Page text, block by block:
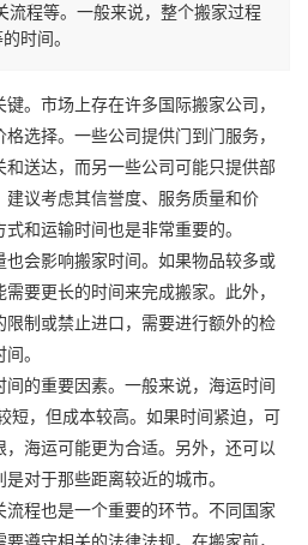
流程等。一般来说，整个搬家过程
时间。
。市场上存在许多国际搬家公司，
选择。一些公司提供门到门服务，
送达，而另一些公司可能只提供部
议考虑其信誉度、服务质量和价
和运输时间也是非常重要的。
会影响搬家时间。如果物品较多或
要更长的时间来完成搬家。此外，
制或禁止进口，需要进行额外的检
。
的重要因素。一般来说，海运时间
短，但成本较高。如果时间紧迫，可
海运可能更为合适。另外，还可以
对于那些距离较近的城市。
程也是一个重要的环节。不同国家